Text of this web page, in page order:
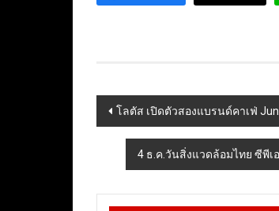
Post
navigation
โลตัส เปิดตัวสองแบรนด์คาเฟ่
4 ธ.ค.วันสิ่งแวดล้อมไทย ซีพี